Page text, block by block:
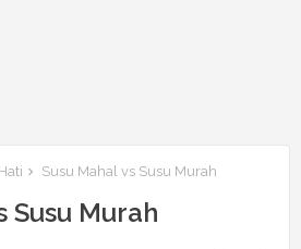
Susu Mahal vs Susu Murah
Susu Murah